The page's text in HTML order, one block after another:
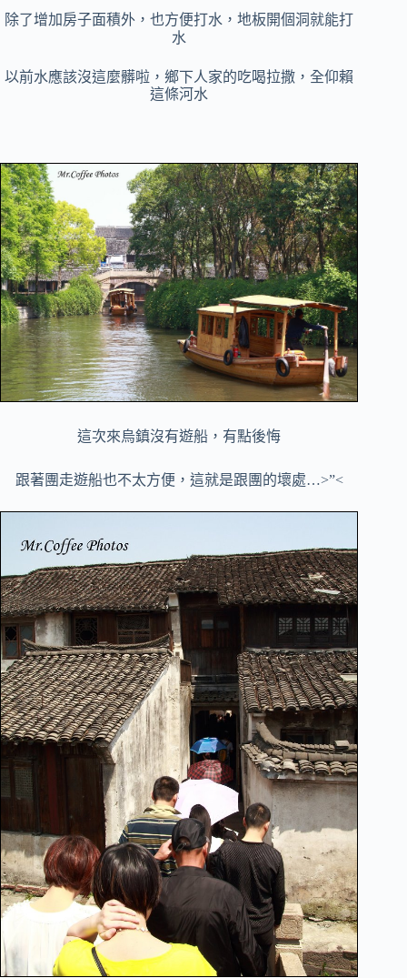
除了增加房子面積外，也方便打水，地板開個洞就能打
水
以前水應該沒這麼髒啦，鄉下人家的吃喝拉撒，全仰賴
這條河水
這次來烏鎮沒有遊船，有點後悔
跟著團走遊船也不太方便，這就是跟團的壞處…>”<